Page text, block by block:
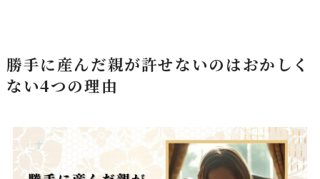
勝手に産んだ親が許せないのはおかしく
ない4つの理由